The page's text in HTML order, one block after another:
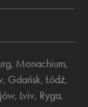
, Monachium,
, Gdańsk, Łódź,
, Lviv, Ryga,